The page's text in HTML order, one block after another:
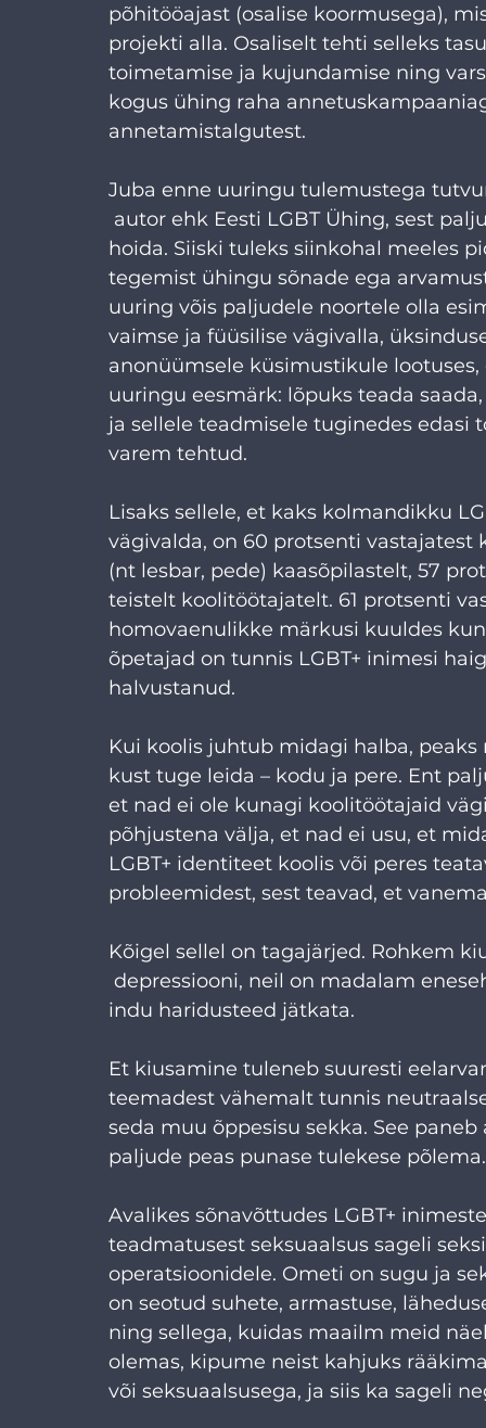
põhitööajast (osalise koormusega),
projekti alla. Osaliselt tehti selleks
toimetamise ja kujundamise ning
kogus ühing raha
annetamistalgutest.
Juba enne uuringu tulemustega
autor ehk Eesti LGBT Ühing, sest
hoida. Siiski tuleks siinkohal meeles
tegemist ühingu sõnade ega
uuring võis paljudele noortele olla
vaimse ja füüsilise vägivalla,
anonüümsele küsimustikule
uuringu eesmärk: lõpuks teada
ja sellele teadmisele tuginedes edasi
varem tehtud.
Lisaks sellele, et kaks kolmandikku
vägivalda, on 60 protsenti
(nt lesbar, pede) kaasõpilastelt, 57
teistelt koolitöötajatelt. 61 protsenti
homovaenulikke märkusi kuuldes
õpetajad on tunnis LGBT+ inimesi
halvustanud.
Kui koolis juhtub midagi halba,
kust tuge leida – kodu ja pere. Ent
et nad ei ole kunagi koolitöötajaid
põhjustena välja, et nad ei usu, et
LGBT+ identiteet koolis või peres
probleemidest, sest teavad, et
Kõigel sellel on tagajärjed. Rohkem
depressiooni, neil on madalam
indu haridusteed jätkata.
Et kiusamine tuleneb suuresti
teemadest vähemalt tunnis
seda muu õppesisu sekka. See
paljude peas punase tulekese põlema.
Avalikes sõnavõttudes LGBT+
teadmatusest seksuaalsus sageli
operatsioonidele. Ometi on sugu ja
on seotud suhete, armastuse,
ning sellega, kuidas maailm meid
olemas, kipume neist kahjuks
või seksuaalsusega, ja siis ka sageli